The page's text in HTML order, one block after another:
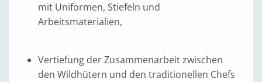
mit Uniformen, Stiefeln und
Arbeitsmaterialien,
Vertiefung der Zusammenarbeit zwischen
den Wildhütern und den traditionellen Chefs